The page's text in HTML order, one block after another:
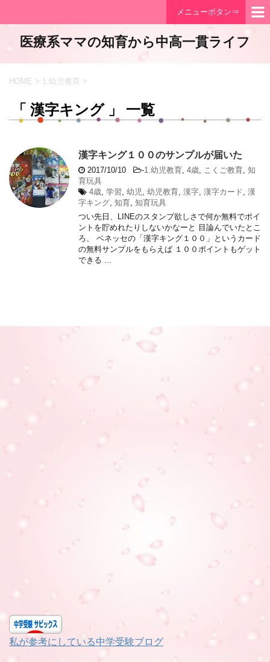
メニューボタン⇒
医療系ママの知育から中高一貫ライフ
HOME > 1.幼児教育 >
「 漢字キング 」 一覧
漢字キング１００のサンプルが届いた
2017/10/10 -1.幼児教育, 4歳, こくご教育, 知
育玩具
4歳, 学習, 幼児, 幼児教育, 漢字, 漢字カード, 漢
字キング, 知育, 知育玩具
つい先日、LINEのスタンプ欲しさで何か無料でポイ
ントを貯めれたりしないかなーと 目論んでいたとこ
ろ、 ベネッセの「漢字キング１００」というカード
の無料サンプルをもらえば １００ポイントもゲット
できる ...
私が参考にしている中学受験ブログ